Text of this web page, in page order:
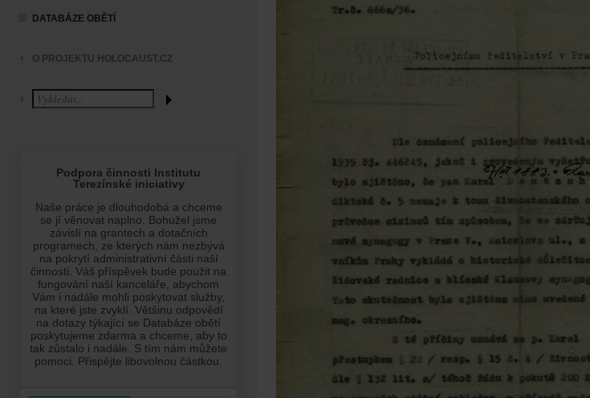
DATABÁZE OBĚTÍ
O PROJEKTU HOLOCAUST.CZ